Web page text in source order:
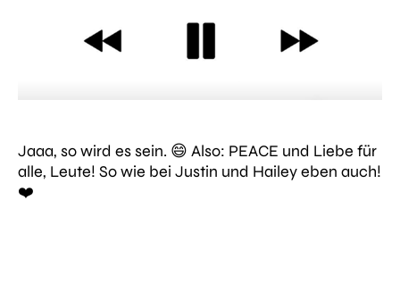
Jaaa, so wird es sein. 😄 Also: PEACE und Liebe für
alle, Leute! So wie bei Justin und Hailey eben auch!
❤️